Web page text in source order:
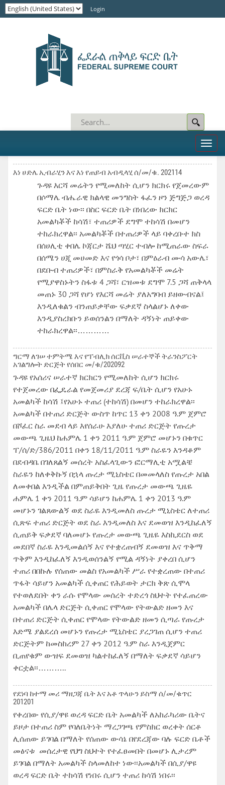
Login
Toggle
እነ ሀድሌ ኢብራሂን እና እነ የጠይብ አብዲላሂ ሰ/መ/ቁ. 202114
ጉዳዩ እርሻ መሬትን የሚመለከት ሲሆን ክርክሩ የጀመረውም
በሶማሌ ብሔራዊ ክልላዊ መንግስት ፋፈን ዞን ጅግጅጋ ወረዳ
ፍርድ ቤት ነው፡፡ በስር ፍርድ ቤት በነበረው ክርክር
አመልካቾች ከሳሽ፣ ተጠሪዎች ደግሞ ተከሳሽ በመሆን
ተከራክረዋል፡፡ አመልካቾች በተጠሪዎች ላይ ባቀረቡተ ክስ
በሰሀሊቲ ቀበሌ ኮጃርታ ሼህ ጣሂር ተብሎ ከሚጠራው ስፍራ
በሰሜን ሀጂ መሀመድ እና የጎሳ ቦታ፣ በምዕራብ ሙሳ አውሌ፣
በደቡብ ተጠሪዎች፣ በምስራቅ የአመልካቾች መሬት
የሚያዋስኑትን ስፋቱ 4 ጋሻ፣ ርዝመቱ ደግሞ 7.5 ጋሻ ጠቅላላ
መጠኑ 30 ጋሻ የሆነ የእርሻ መሬት ያለአግባብ ይዘውብናል፤
እንዲለቁልን ብንጠይቃቸው ፍቃደኛ ስላልሆኑ ለቀው
እንዲያስረክቡን ይወሰንልን በማለት ዳኝነት ጠይቀው
ተከራክረዋል፡፡…………
ግርማ ለገሠ ተምትሜ እና የፐብሊክ ሰርቪስ ሠራተኞች ትራንስፖርት
አገልግሎት ድርጅት የሰበር መ/ቁ/202092
ጉዳዩ የአሰሪና ሠራተኛ ክርክርን የሚመለከት ሲሆን ክርክሩ
የተጀመረው በፌዴራል የመጀመሪያ ደረጃ ፍ/ቤት ሲሆን የአሁኑ
አመልካች ከሳሽ ፤የአሁኑ ተጠሪ (ተከሳሽ) በመሆን ተከራክረዋል፡፡
አመልካች በተጠሪ ድርጅት ውስጥ ከጥር 13 ቀን 2008 ዓ.ም ጀምሮ
በሾፈር ስራ መደብ ላይ እየሰራሁ እያለሁ ተጠሪ ድርጅት የጡረታ
መውጫ ጊዜህ ከሐምሌ 1 ቀን 2011 ዓ.ም ጀምሮ መሆኑን በቁጥር
ፐ/ሰ/ድ/386/2011 በቀን 18/11/2011 ዓ.ም ስራዬን እንዳቆም
በደብዳቤ በገለጸልኝ መሰረት አስፈላጊውን ፎርማሊቲ አሟልቼ
ስራዬን ከለቀቅኩኝ በኋላ ጡረታ ሚኒስቴር በመመላለስ የጡረታ አበል
ለመቀበል እንዲችል በምጠይቅበት ጊዜ የጡረታ መውጫ ጊዜዬ
ሐምሌ 1 ቀን 2011 ዓ.ም ሳይሆን ከሐምሌ 1 ቀን 2013 ዓ.ም
መሆኑን ገልጸውልኝ ወደ ስራዬ እንዲመለስ ጡረታ ሚኒስቴር ለተጠሪ
ሲጽፍ ተጠሪ ድርጅት ወደ ስራ እንዲመለስ እና ደመወዝ እንዲከፈለኝ
ሲጠይቅ ፍቃደኛ ባለመሆኑ የጡረታ መውጫ ጊዜዬ እስኪደርስ ወደ
መደበኛ ስራዬ እንዲመልሰኝ እና የተቋረጠብኝ ደመወዝ እና ጥቅማ
ጥቅም እንዲከፈለኝ እንዲወሰንልኝ የሚል ዳኝነት ያቀረበ ሲሆን
ተጠሪ በበኩሉ የሰጠው መልስ የአመልካች ሥራ የተቋረጠው በተጠሪ
ጥፋት ሳይሆን አመልካች ሲቀጠር የሕይወት ታርክ ቅጽ ሲሞላ
የተወለደበት ቀን ራሱ የሞላው መሰረት ተድረጎ ስህተት የተፈጠረው
አመልካች በሌላ ድርጅት ሲቀጠር የሞላው የትውልድ ዘመን እና
በተጠሪ ድርጅት ሲቀጠር የሞላው የትውልድ ዘመን ሲጣራ የጡረታ
እድሜ ያልደረሰ መሆኑን የጡረታ ሚኒስቴር ያረጋገጠ ሲሆን ተጠሪ
ድርጅትም ከመስከረም 27 ቀን 2012 ዓ.ም ስራ እንዲጀምር
ቢጠየቁም ውዝፍ ደመወዝ ካልተከፈለኝ በማለት ፍቃደኛ ሳይሆን
ቀርቷል፡፡………..
የደነባ ከተማ መሪ ማዘጋጃ ቤት እና አቶ ጥላሁን ይስማ ሰ/መ/ቁጥር
201201
የቀረበው የሲያ/ዋዩ ወረዳ ፍርድ ቤት አመልካች ለአከራካሪው ቤትና
ይዞታ በተጠሪ ስም የባለቤትነት ማረጋገጫ የምስክር ወረቀት ሰርቶ
ሊሰጠው ይገባል በማለት የሰጠው ውሳኔ በየደረጃው ባሉ ፍርድ ቤቶች
መፅናቱ መሰረታዊ የህግ ስህተት የተፈፀመበት በመሆኑ ሊታረም
ይገባል በማለት አመልካች ስላመለከተ ነው፡፡አመልካች በሲያ/ዋዩ
ወረዳ ፍርድ ቤት ተከሳሽ የነበሩ ሲሆን ተጠሪ ከሳሽ ነበሩ፡፡